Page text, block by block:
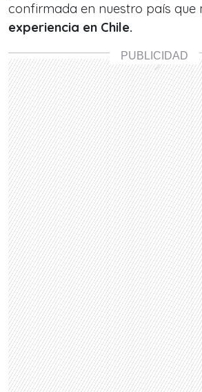
confirmada en nuestro país que
experiencia en Chile.